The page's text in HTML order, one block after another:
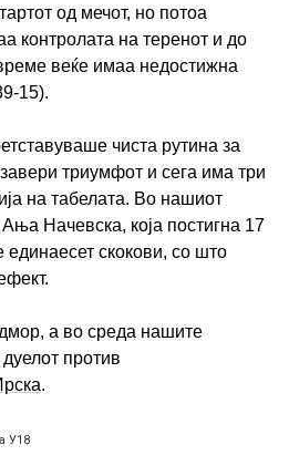
од мечот, но потоа
контролата на теренот и до
веќе имаа недостижна
15).
чиста рутина за
триумфот и сега има три
на табелата. Во нашиот
Начевска, која постигна 17
скокови, со што
а во среда нашите
дуелот против
.
У18